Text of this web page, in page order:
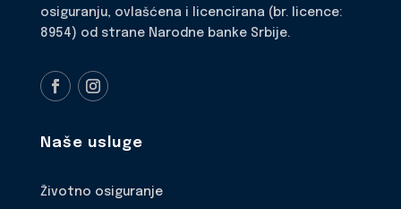
osiguranju, ovlašćena i licencirana (br. licence:
8954) od strane Narodne banke Srbije.
Naše usluge
Životno osiguranje